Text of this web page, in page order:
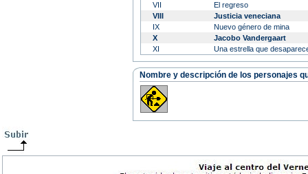
VII
El regreso
VIII
Justicia veneciana
IX
Nuevo género de mina
X
Jacobo Vandergaart
XI
Una estrella que
Nombre y descripción de los personajes